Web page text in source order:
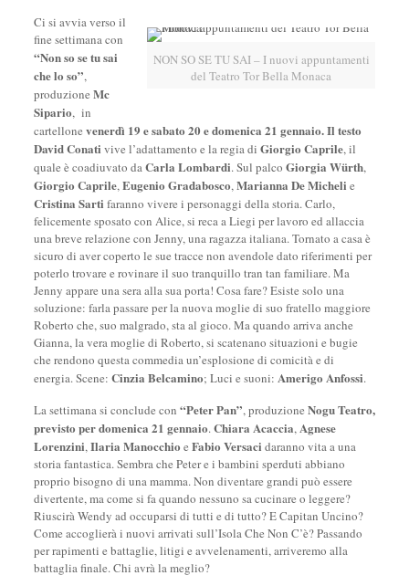
NON SO SE TU SAI – I nuovi appuntamenti
del Teatro Tor Bella Monaca
Ci si avvia verso il
fine settimana con
“Non so se tu sai
che lo so”,
produzione Mc
Sipario, in
cartellone venerdì 19 e sabato 20 e domenica 21 gennaio. Il testo
David Conati vive l’adattamento e la regia di Giorgio Caprile, il
quale è coadiuvato daCarla Lombardi. Sul palco Giorgia Würth,
Giorgio Caprile,Eugenio Gradabosco,Marianna De Micheli e
Cristina Sarti faranno vivere i personaggi della storia. Carlo,
felicemente sposato con Alice, si reca a Liegi per lavoro ed allaccia
una breve relazione con Jenny, una ragazza italiana. Tornato a casa è
sicuro di aver coperto le sue tracce non avendole dato riferimenti per
poterlo trovare e rovinare il suo tranquillo tran tan familiare. Ma
Jenny appare una sera alla sua porta! Cosa fare? Esiste solo una
soluzione: farla passare per la nuova moglie di suo fratello maggiore
Roberto che, suo malgrado, sta al gioco. Ma quando arriva anche
Gianna, la vera moglie di Roberto, si scatenano situazioni e bugie
che rendono questa commedia un’esplosione di comicità e di
energia. Scene: Cinzia Belcamino; Luci e suoni: Amerigo Anfossi.
La settimana si conclude con “Peter Pan”, produzione Nogu Teatro,
previsto perdomenica 21 gennaio.Chiara Acaccia, Agnese
Lorenzini,Ilaria Manocchio e Fabio Versaci daranno vita a una
storia fantastica. Sembra che Peter e i bambini sperduti abbiano
proprio bisogno di una mamma. Non diventare grandi può essere
divertente, ma come si fa quando nessuno sa cucinare o leggere?
Riuscirà Wendy ad occuparsi di tutti e di tutto? E Capitan Uncino?
Come accoglierà i nuovi arrivati sull’Isola Che Non C’è? Passando
per rapimenti e battaglie, litigi e avvelenamenti, arriveremo alla
battaglia finale. Chi avrà la meglio?